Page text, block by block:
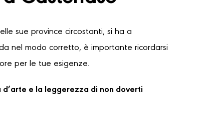
sue province circostanti, si ha a
nel modo corretto, è importante ricordarsi
per le tue esigenze.
e la leggerezza di non doverti